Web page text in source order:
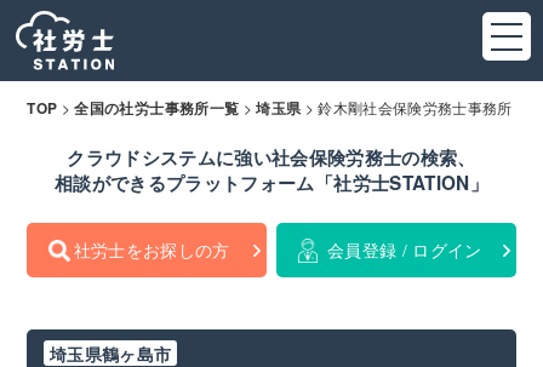
TOP >全国の社労士事務所一覧 >埼玉県 >鈴木剛社会保険労務士事務所
クラウドシステムに強い社会保険労務士の検索、
相談ができるプラットフォーム「社労士STATION」
社労士をお探しの方 会員登録 / ログイン
埼玉県鶴ヶ島市